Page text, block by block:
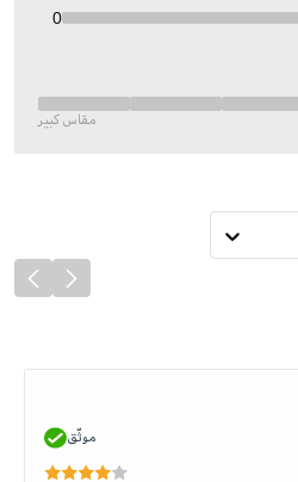
0
مقاس كبير
موثّق